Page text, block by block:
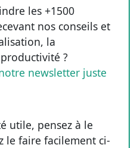
les +1500
nos conseils et
la
?
newsletter juste
utile, pensez à le
le faire facilement ci-